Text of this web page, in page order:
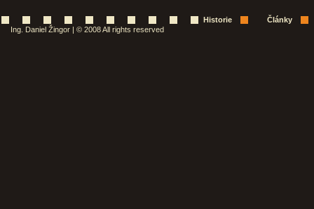
Historie
Články
Ing. Daniel Žingor | © 2008 All rights reserved